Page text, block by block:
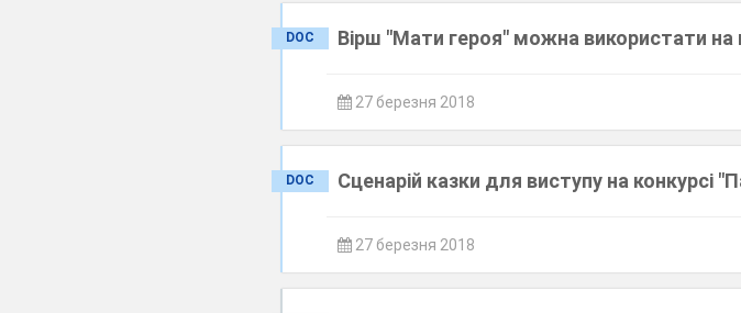
DOC Вірш "Мати героя" можна використати на
27 березня 2018
DOC Сценарій казки для виступу на конкурсі
27 березня 2018